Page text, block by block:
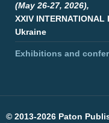
(May 26-27, 2026),
XXIV
Ukraine
Exhibitions and
© 2013-2026 Paton